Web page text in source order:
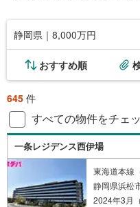
静岡県｜8,000万円
おすすめ順
645 件
すべての物件をチェ
一条レジデンス西伊場
東海道本線
静岡県浜松
2024年3月